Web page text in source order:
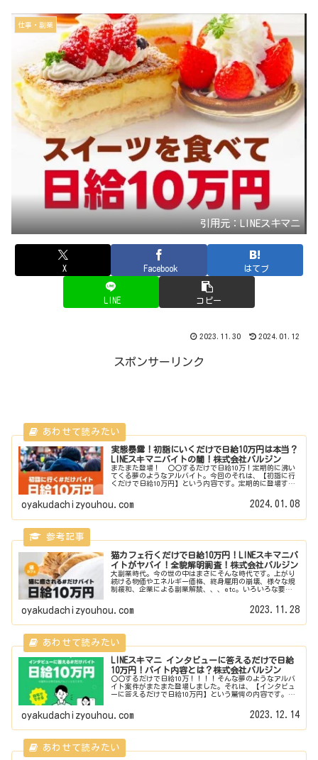
仕事・副業
引用元：LINEスキマニ
X Facebook はてブ
LINE コピー
2023.11.30 2024.01.12
スポンサーリンク
実態暴露！初詣にいくだけで日給10万円は本当？
LINEスキマニバイトの闇！株式会社バルジン
またまた登場！ 〇〇するだけで日給10万！定期的に沸い
てくる夢のようなアルバイト。今回のそれは、【初詣に行
くだけで日給10万円】という内容です。定期的に登場する
oyakudachizyouhou.com 2024.01.08
猫カフェ行くだけで日給10万円！LINEスキマニバ
イトがヤバイ！全貌解明調査！株式会社バルジン
大副業時代。今の世の中はまさにそんな時代です。上がり
続ける物価やエネルギー価格、終身雇用の崩壊、様々な規
制緩和、企業による副業解禁、、、etc。いろいろな要因
oyakudachizyouhou.com 2023.11.28
LINEスキマニ インタビューに答えるだけで日給
10万円！バイト内容とは？株式会社バルジン
〇〇するだけで日給10万！！！！そんな夢のようなアルバ
イト案件がまたまた登場しました。それは、【インタビュ
ーに答えるだけで日給10万円】という驚愕の内容です。も
oyakudachizyouhou.com 2023.12.14